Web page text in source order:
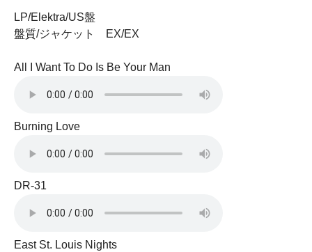
LP/Elektra/US盤
盤質/ジャケット EX/EX
All I Want To Do Is Be Your Man
Burning Love
DR-31
East St. Louis Nights